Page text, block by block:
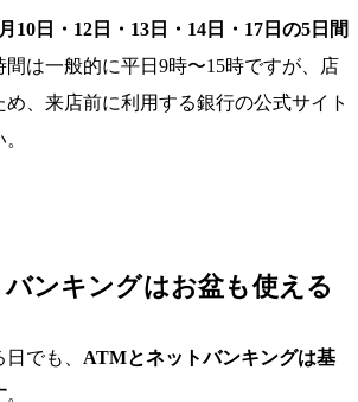
10日・12日・13日・14日・17日の5日間
は一般的に平日9時〜15時ですが、店
、来店前に利用する銀行の公式サイト
ンキングはお盆も使える
でも、 ATMとネットバンキングは基
。